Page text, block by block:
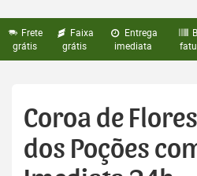
Frete
grátis
Faixa
grátis
Entrega
imediata
Coroa de
dos Poções